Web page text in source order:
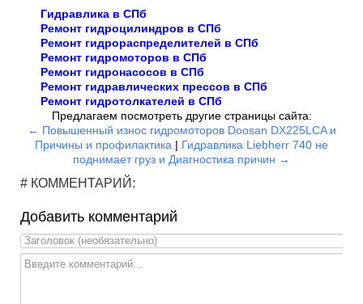
Гидравлика в СПб
Ремонт гидроцилиндров в СПб
Ремонт гидрораспределителей в СПб
Ремонт гидромоторов в СПб
Ремонт гидронасосов в СПб
Ремонт гидравлических прессов в СПб
Ремонт гидротолкателей в СПб
Предлагаем посмотреть другие страницы сайта:
← Повышенный износ гидромоторов Doosan DX225LCA и
Причины и профилактика | Гидравлика Liebherr 740 не
поднимает груз и Диагностика причин →
# КОММЕНТАРИЙ:
Добавить комментарий